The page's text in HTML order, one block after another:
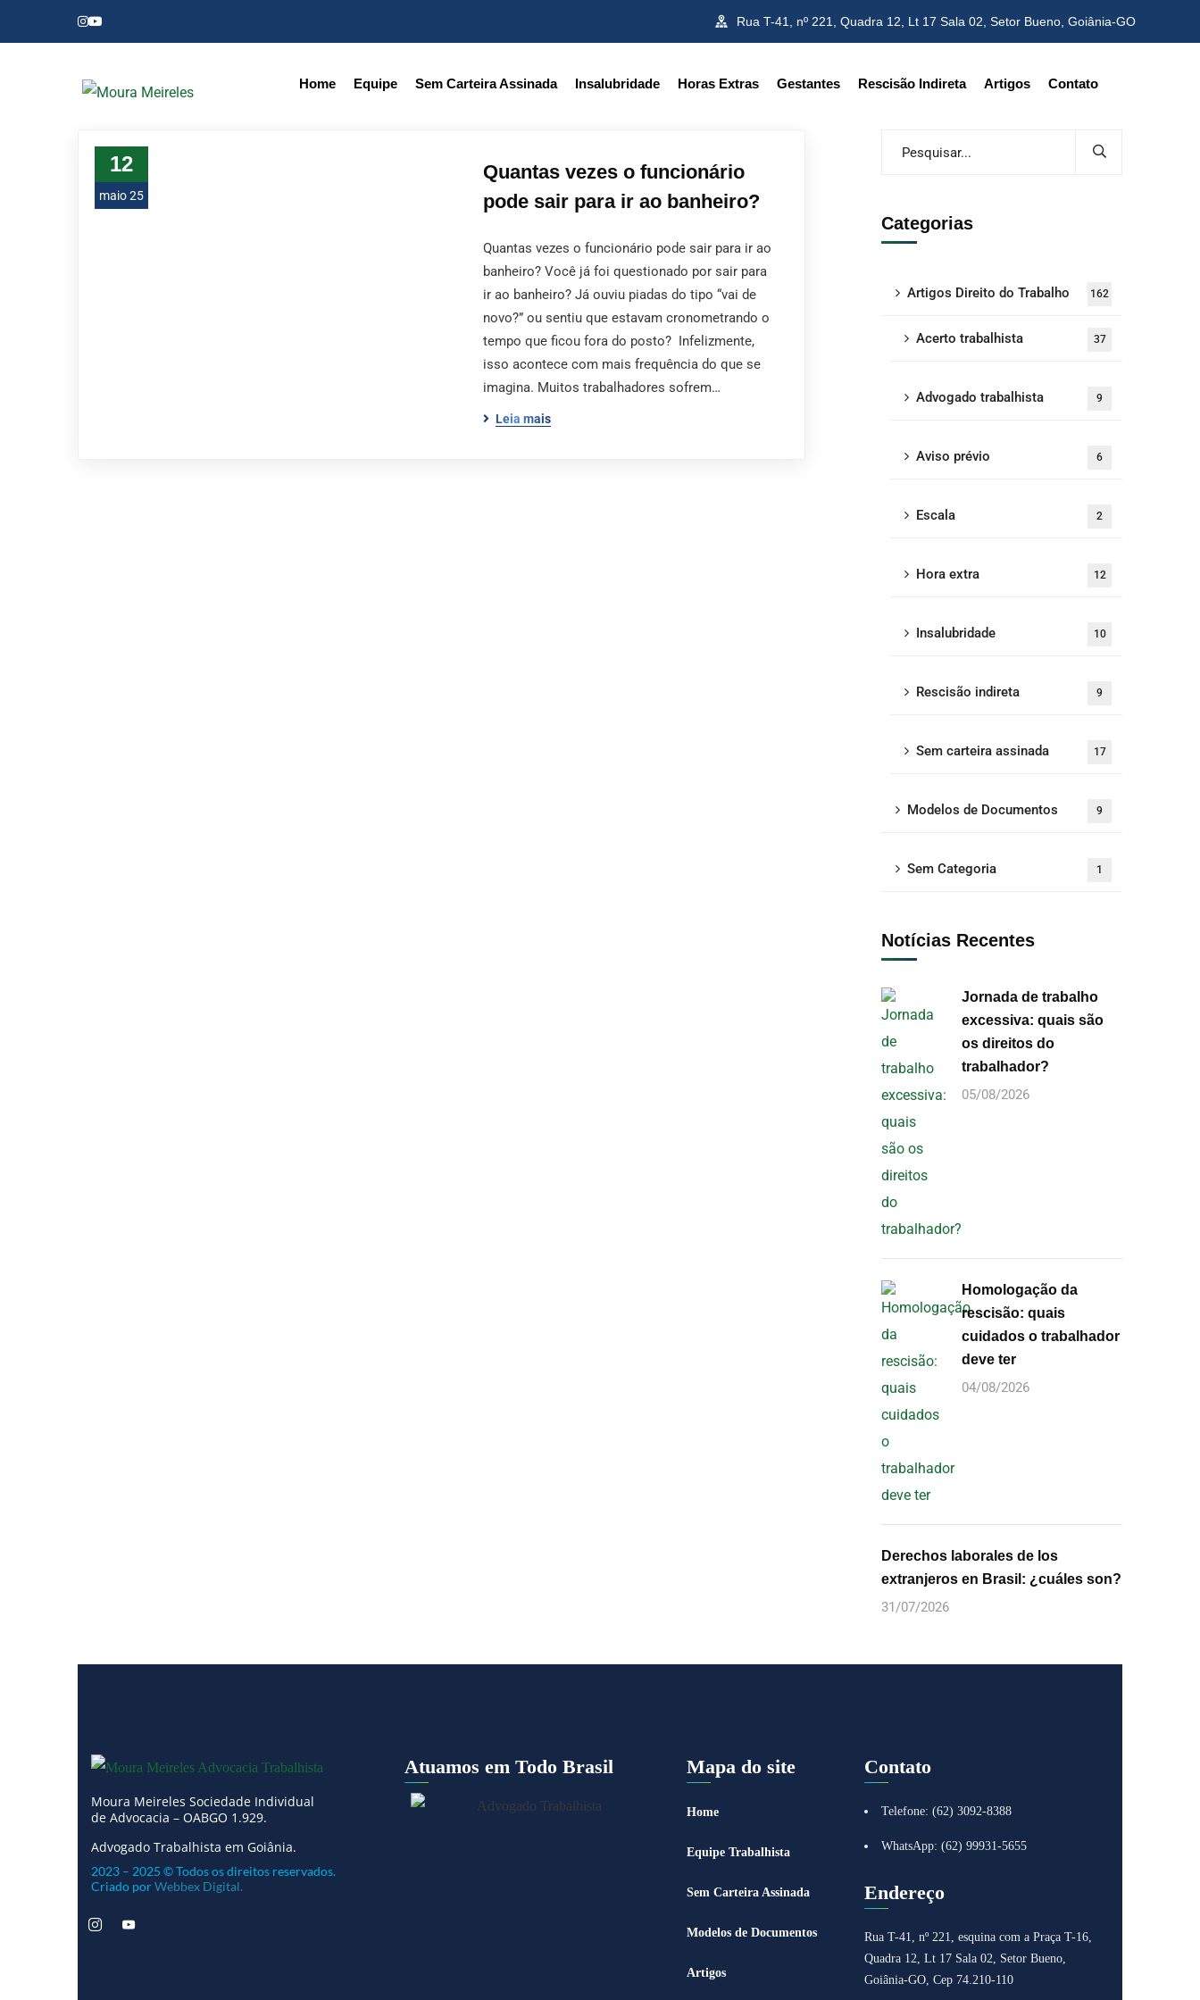
Rua T-41, nº 221, Quadra 12, Lt 17 Sala 02, Setor Bueno, Goiânia-GO
Home Equipe Sem Carteira Assinada Insalubridade Horas Extras Gestantes Rescisão Indireta Artigos Contato
12
maio 25
Quantas vezes o funcionário
pode sair para ir ao banheiro?
Quantas vezes o funcionário pode sair para ir ao
banheiro? Você já foi questionado por sair para
ir ao banheiro? Já ouviu piadas do tipo “vai de
novo?” ou sentiu que estavam cronometrando o
tempo que ficou fora do posto? Infelizmente,
isso acontece com mais frequência do que se
imagina. Muitos trabalhadores sofrem…
Leia mais
Categorias
Artigos Direito do Trabalho 162
Acerto trabalhista 37
Advogado trabalhista 9
Aviso prévio 6
Escala 2
Hora extra 12
Insalubridade 10
Rescisão indireta 9
Sem carteira assinada 17
Modelos de Documentos 9
Sem Categoria 1
Notícias Recentes
Jornada de trabalho
excessiva: quais são
os direitos do
trabalhador?
05/08/2026
Homologação da
rescisão: quais
cuidados o trabalhador
deve ter
04/08/2026
Derechos laborales de los
extranjeros en Brasil: ¿cuáles son?
31/07/2026
Moura Meireles Sociedade Individual
de Advocacia – OABGO 1.929.
Advogado Trabalhista em Goiânia.
2023 – 2025 © Todos os direitos reservados.
Criado porWebbex Digital.
Atuamos em Todo Brasil Mapa do site
Home
Equipe Trabalhista
Sem Carteira Assinada
Modelos de Documentos
Artigos
Contato
Telefone: (62) 3092-8388
WhatsApp: (62) 99931-5655
Endereço
Rua T-41, nº 221, esquina com a Praça T-16,
Quadra 12, Lt 17 Sala 02, Setor Bueno,
Goiânia-GO, Cep 74.210-110